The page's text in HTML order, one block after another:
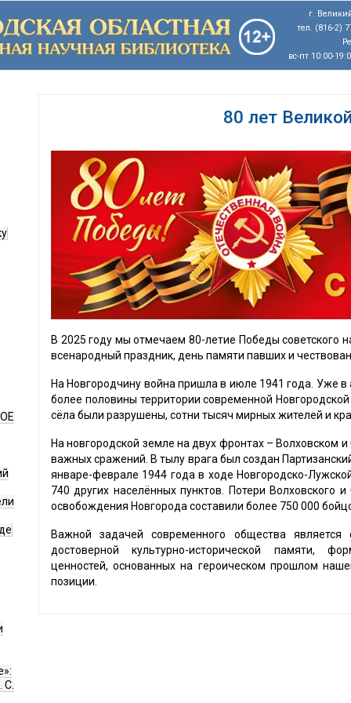
г.
тел. (816-2)
вс-пт 10:00-
С.
80 лет
В 2025 году мы отмечаем 80-летие Победы советского
всенародный праздник, день памяти павших и
На Новгородчину война пришла в июле 1941 года. Уже
более половины территории современной
сёла были разрушены, сотни тысяч мирных жителей и
На новгородской земле на двух фронтах – Волховском
важных сражений. В тылу врага был создан
январе-феврале 1944 года в ходе Новгородско-
740 других населённых пунктов. Потери
освобождения Новгорода составили более 750 000
Важной задачей современного общества
достоверной культурно-исторической памяти,
ценностей, основанных на героическом прошлом
позиции.